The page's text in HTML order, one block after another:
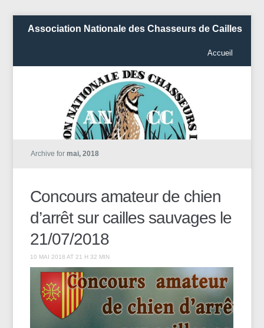
Association Nationale des Chasseurs de Cailles
Accueil
Archive for mai, 2018
Concours amateur de chien
d’arrêt sur cailles sauvages le
21/07/2018
10 MAI 2018 AT 21 H 32 MIN